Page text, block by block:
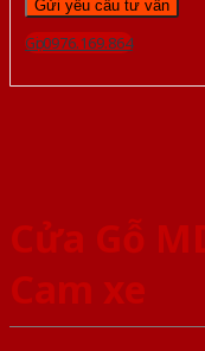
Gọi 0976.169.864
Cửa Gỗ
Cam xe